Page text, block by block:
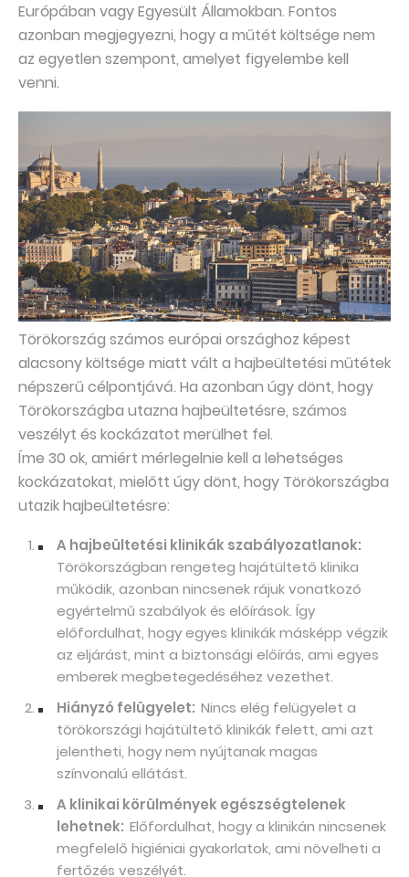
Európában vagy Egyesült Államokban. Fontos
azonban megjegyezni, hogy a műtét költsége nem
az egyetlen szempont, amelyet figyelembe kell
venni.
Törökország számos európai országhoz képest
alacsony költsége miatt vált a hajbeültetési műtétek
népszerű célpontjává. Ha azonban úgy dönt, hogy
Törökországba utazna hajbeültetésre, számos
veszélyt és kockázatot merülhet fel.
Íme 30 ok, amiért mérlegelnie kell a lehetséges
kockázatokat, mielőtt úgy dönt, hogy Törökországba
utazik hajbeültetésre:
A hajbeültetési klinikák szabályozatlanok:
Törökországban rengeteg hajátültető klinika
működik, azonban nincsenek rájuk vonatkozó
egyértelmű szabályok és előírások. Így
előfordulhat, hogy egyes klinikák másképp végzik
az eljárást, mint a biztonsági előírás, ami egyes
emberek megbetegedéséhez vezethet.
Hiányzó felügyelet: Nincs elég felügyelet a
törökországi hajátültető klinikák felett, ami azt
jelentheti, hogy nem nyújtanak magas
színvonalú ellátást.
A klinikai körülmények egészségtelenek
lehetnek: Előfordulhat, hogy a klinikán nincsenek
megfelelő higiéniai gyakorlatok, ami növelheti a
fertőzés veszélyét.